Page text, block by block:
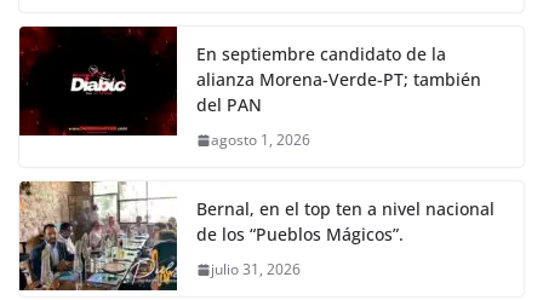
En septiembre candidato de la
alianza Morena-Verde-PT; también
del PAN
agosto 1, 2026
Bernal, en el top ten a nivel nacional
de los “Pueblos Mágicos”.
julio 31, 2026